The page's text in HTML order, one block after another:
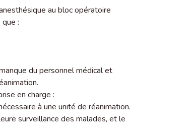
au bloc opératoire
:
du personnel médical et
en charge :
à une unité de réanimation.
surveillance des malades, et le